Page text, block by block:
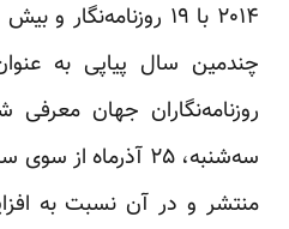
روزنامه‌نگاران جهان
سه‌شنبه، ۲۵ آذرماه
منتشر و در آن نسبت به